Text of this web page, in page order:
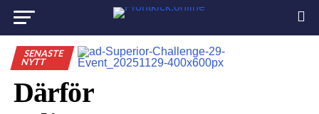
SENASTE
NYTT
Därför